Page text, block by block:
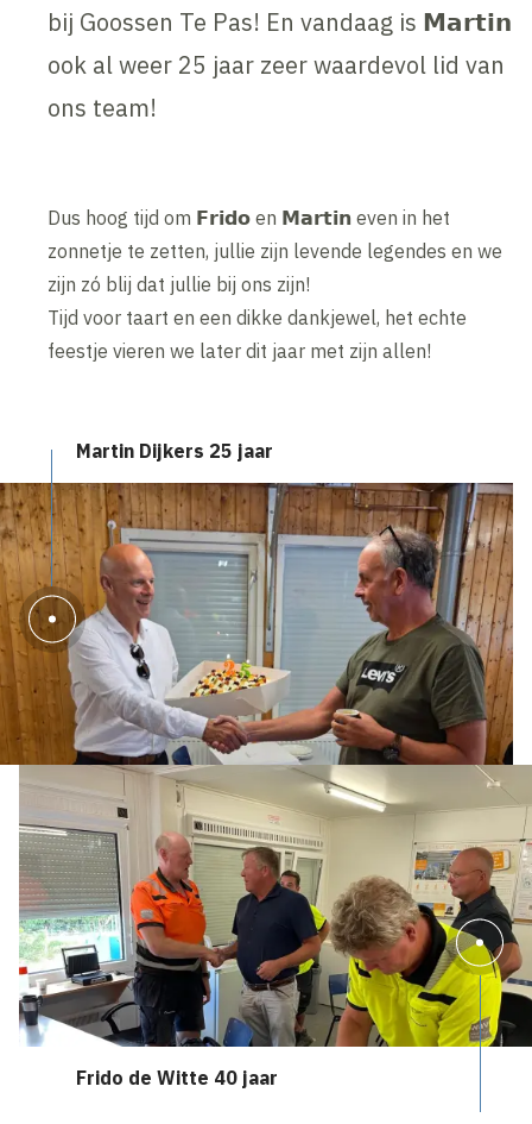
bij Goossen Te Pas! En vandaag is 𝗠𝗮𝗿𝘁𝗶𝗻
ook al weer 25 jaar zeer waardevol lid van
ons team!
Dus hoog tijd om 𝗙𝗿𝗶𝗱𝗼 en 𝗠𝗮𝗿𝘁𝗶𝗻 even in het
zonnetje te zetten, jullie zijn levende legendes en we
zijn zó blij dat jullie bij ons zijn!
Tijd voor taart en een dikke dankjewel, het echte
feestje vieren we later dit jaar met zijn allen!
Martin Dijkers 25 jaar
Frido de Witte 40 jaar